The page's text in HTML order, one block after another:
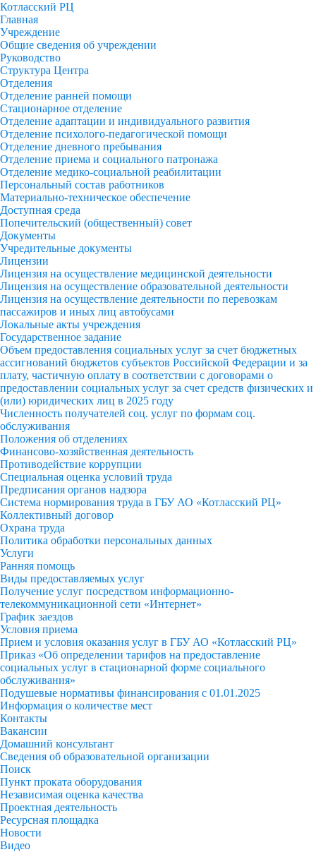
Котласский РЦ
Главная
Учреждение
Общие сведения об учреждении
Руководство
Структура Центра
Отделения
Отделение ранней помощи
Стационарное отделение
Отделение адаптации и индивидуального развития
Отделение психолого-педагогической помощи
Отделение дневного пребывания
Отделение приема и социального патронажа
Отделение медико-социальной реабилитации
Персональный состав работников
Материально-техническое обеспечение
Доступная среда
Попечительский (общественный) совет
Документы
Учредительные документы
Лицензии
Лицензия на осуществление медицинской деятельности
Лицензия на осуществление образовательной деятельности
Лицензия на осуществление деятельности по перевозкам
пассажиров и иных лиц автобусами
Локальные акты учреждения
Государственное задание
Объем предоставления социальных услуг за счет бюджетных
ассигнований бюджетов субъектов Российской Федерации и за
плату, частичную оплату в соответствии с договорами о
предоставлении социальных услуг за счет средств физических и
(или) юридических лиц в 2025 году
Численность получателей соц. услуг по формам соц.
обслуживания
Положения об отделениях
Финансово-хозяйственная деятельность
Противодействие коррупции
Специальная оценка условий труда
Предписания органов надзора
Система нормирования труда в ГБУ АО «Котласский РЦ»
Коллективный договор
Охрана труда
Политика обработки персональных данных
Услуги
Ранняя помощь
Виды предоставляемых услуг
Получение услуг посредством информационно-
телекоммуникационной сети «Интернет»
График заездов
Условия приема
Прием и условия оказания услуг в ГБУ АО «Котласский РЦ»
Приказ «Об определении тарифов на предоставление
социальных услуг в стационарной форме социального
обслуживания»
Подушевые нормативы финансирования с 01.01.2025
Информация о количестве мест
Контакты
Вакансии
Домашний консультант
Сведения об образовательной организации
Поиск
Пункт проката оборудования
Независимая оценка качества
Проектная деятельность
Ресурсная площадка
Новости
Видео